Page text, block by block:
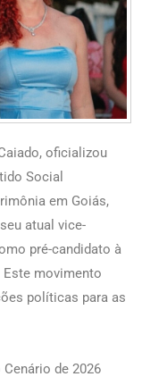
oficializou
Social
em Goiás,
atual vice-
pré-candidato à
Este movimento
políticas para as
de 2026